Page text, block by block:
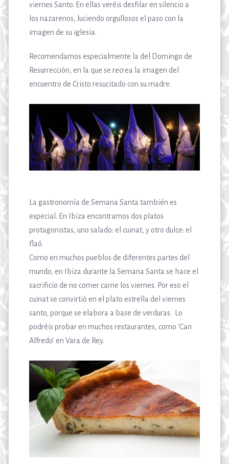
viernes Santo. En ellas veréis desfilar en silencio a
los nazarenos, luciendo orgullosos el paso con la
imagen de su iglesia.
Recomendamos especialmente la del Domingo de
Resurrección, en la que se recrea la imagen del
encuentro de Cristo resucitado con su madre.
La gastronomía de Semana Santa también es
especial. En Ibiza encontramos dos platos
protagonistas, uno salado: el cuinat, y otro dulce: el
flaó.
Como en muchos pueblos de diferentes partes del
mundo, en Ibiza durante la Semana Santa se hace el
sacrificio de no comer carne los viernes. Por eso el
cuinat se convirtió en el plato estrella del viernes
santo, porque se elabora a base de verduras. Lo
podréis probar en muchos restaurantes, como ‘Can
Alfredo’ en Vara de Rey.